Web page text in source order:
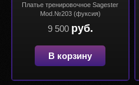
Платье тренировочное Sagester
Mod.№203 (фуксия)
9 500 руб.
В корзину